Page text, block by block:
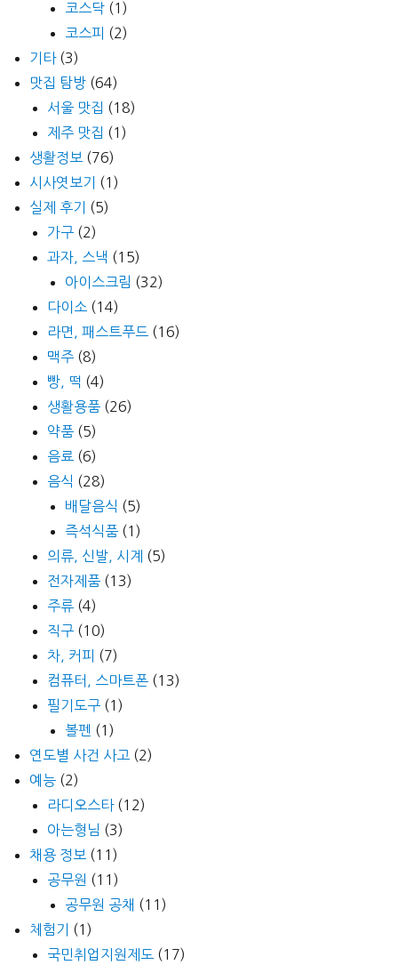
코스닥 (1)
코스피 (2)
기타(3)
맛집 탐방 (64)
서울 맛집 (18)
제주 맛집 (1)
생활정보 (76)
시사엿보기
(1)
실제 후기
(5)
가구 (2)
과자, 스낵 (15)
아이스크림 (32)
다이소 (14)
라면, 패스트푸드 (16)
맥주 (8)
빵, 떡 (4)
생활용품 (26)
약품 (5)
음료 (6)
음식 (28)
배달음식 (5)
즉석식품 (1)
의류, 신발, 시계
(5)
전자제품 (13)
주류 (4)
직구 (10)
차, 커피 (7)
컴퓨터, 스마트폰 (13)
필기도구 (1)
볼펜 (1)
연도별 사건 사고 (2)
예능 (2)
라디오스타(12)
아는형님 (3)
채용 정보 (11)
공무원 (11)
공무원 공채 (11)
체험기
(1)
국민취업지원제도 (17)